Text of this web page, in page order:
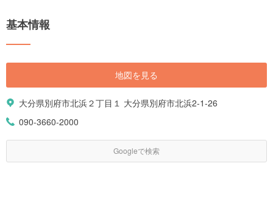
基本情報
地図を見る
大分県別府市北浜２丁目１ 大分県別府市北浜2-1-26
090-3660-2000
Googleで検索